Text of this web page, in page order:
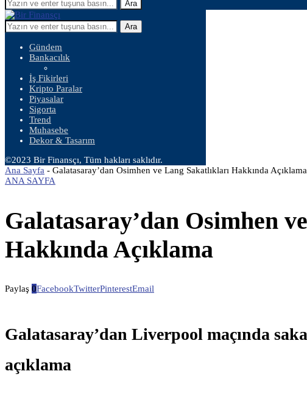
Ara
Ara
Gündem
Bankacılık
İş Fikirleri
Kripto Paralar
Piyasalar
Sigorta
Trend
Muhasebe
Dekor & Tasarım
©2023 Bir Finansçı, Tüm hakları saklıdır.
Ana Sayfa - Galatasaray’dan Osimhen ve Lang Sakatlıkları Hakkında Açıklama
ANA SAYFA
Galatasaray’dan Osimhen
Hakkında Açıklama
Paylaş 0FacebookTwitterPinterestEmail
Galatasaray’dan Liverpool maçında
açıklama